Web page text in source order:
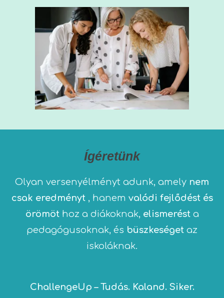
Ígéretünk
Olyan versenyélményt adunk, amely nem
csak eredményt, hanem valódi fejlődést és
örömöthoz a diákoknak, elismerésta
pedagógusoknak, és büszkeséget az
iskoláknak.
ChallengeUp – Tudás. Kaland. Siker.